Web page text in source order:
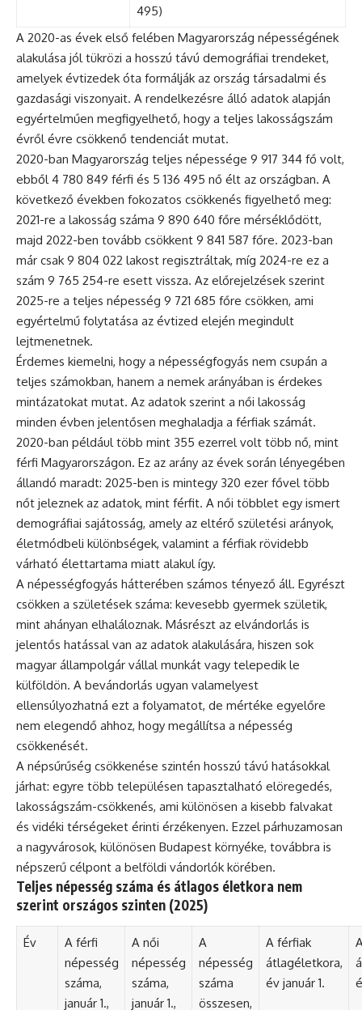
495)
A 2020-as évek első felében Magyarország népességének
alakulása jól tükrözi a hosszú távú demográfiai trendeket,
amelyek évtizedek óta formálják az ország társadalmi és
gazdasági viszonyait. A rendelkezésre álló adatok alapján
egyértelműen megfigyelhető, hogy a teljes lakosságszám
évről évre csökkenő tendenciát mutat.
2020-ban Magyarország teljes népessége 9 917 344 fő volt,
ebből 4 780 849 férfi és 5 136 495 nő élt az országban. A
következő években fokozatos csökkenés figyelhető meg:
2021-re a lakosság száma 9 890 640 főre mérséklődött,
majd 2022-ben tovább csökkent 9 841 587 főre. 2023-ban
már csak 9 804 022 lakost regisztráltak, míg 2024-re ez a
szám 9 765 254-re esett vissza. Az előrejelzések szerint
2025-re a teljes népesség 9 721 685 főre csökken, ami
egyértelmű folytatása az évtized elején megindult
lejtmenetnek.
Érdemes kiemelni, hogy a népességfogyás nem csupán a
teljes számokban, hanem a nemek arányában is érdekes
mintázatokat mutat. Az adatok szerint a női lakosság
minden évben jelentősen meghaladja a férfiak számát.
2020-ban például több mint 355 ezerrel volt több nő, mint
férfi Magyarországon. Ez az arány az évek során lényegében
állandó maradt: 2025-ben is mintegy 320 ezer fővel több
nőt jeleznek az adatok, mint férfit. A női többlet egy ismert
demográfiai sajátosság, amely az eltérő születési arányok,
életmódbeli különbségek, valamint a férfiak rövidebb
várható élettartama miatt alakul így.
A népességfogyás hátterében számos tényező áll. Egyrészt
csökken a születések száma: kevesebb gyermek születik,
mint ahányan elhaláloznak. Másrészt az elvándorlás is
jelentős hatással van az adatok alakulására, hiszen sok
magyar állampolgár vállal munkát vagy telepedik le
külföldön. A bevándorlás ugyan valamelyest
ellensúlyozhatná ezt a folyamatot, de mértéke egyelőre
nem elegendő ahhoz, hogy megállítsa a népesség
csökkenését.
A népsűrűség csökkenése szintén hosszú távú hatásokkal
járhat: egyre több településen tapasztalható elöregedés,
lakosságszám-csökkenés, ami különösen a kisebb falvakat
és vidéki térségeket érinti érzékenyen. Ezzel párhuzamosan
a nagyvárosok, különösen Budapest környéke, továbbra is
népszerű célpont a belföldi vándorlók körében.
Teljes népesség száma és átlagos életkora nem
szerint országos szinten (2025)
Év
A férfi
népesség
száma,
január 1.,
A női
népesség
száma,
január 1.,
A
népesség
száma
összesen,
A férfiak
átlagéletkora,
év január 1.